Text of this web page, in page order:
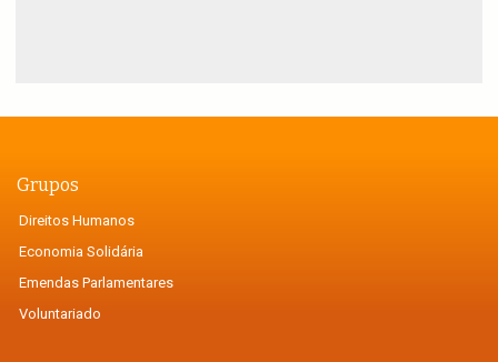
Grupos
Direitos Humanos
Economia Solidária
Emendas Parlamentares
Voluntariado